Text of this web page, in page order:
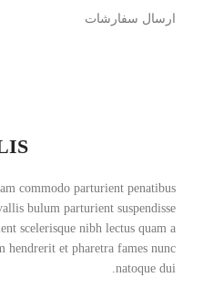
ارسال سفارشات
commodo parturient penatibus
bulum parturient suspendisse
scelerisque nibh lectus quam a
hendrerit et pharetra fames nunc
natoque dui.